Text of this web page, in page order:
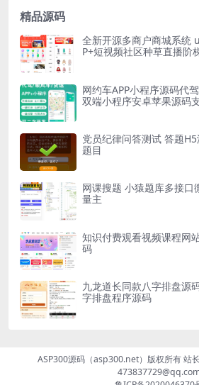
精品源码
全新开源多商户商城系统
P+短视频社区种草直播阶
网约车APP小程序源码代
双端小程序安卓苹果源码
党员纪律问答测试 答题
题目
网课搜题 小猿题库多接口
量主
知识付费观看视频课程网
码
九龙道长同款八字排盘源
字排盘程序源码
ASP300源码（asp300.net）版权所有 站